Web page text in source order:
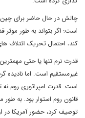
چالش در حال حاضر برای
است؛ اگر بتواند به طور
کند، احتمال تحریک ائتلاف
قدرت نرم تنها یا حتی
غیرمستقیم است. اما نادیده
است. قدرت امپراتوری روم نه
قانون روم استوار بود. به
توصیف کرد، حضور آمریکا